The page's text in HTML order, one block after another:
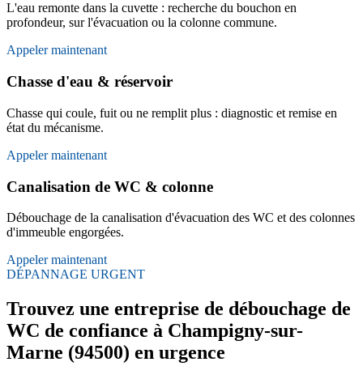
L'eau remonte dans la cuvette : recherche du bouchon en
profondeur, sur l'évacuation ou la colonne commune.
Appeler maintenant
Chasse d'eau & réservoir
Chasse qui coule, fuit ou ne remplit plus : diagnostic et remise en
état du mécanisme.
Appeler maintenant
Canalisation de WC & colonne
Débouchage de la canalisation d'évacuation des WC et des colonnes
d'immeuble engorgées.
Appeler maintenant
DÉPANNAGE URGENT
Trouvez une entreprise de débouchage de
WC de confiance à Champigny-sur-
Marne (94500) en urgence